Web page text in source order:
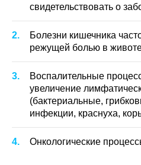
свидетельствовать о
Болезни кишечника
режущей болью в
Воспалительные
увеличение
(бактериальные,
инфекции, краснуха,
Онкологические